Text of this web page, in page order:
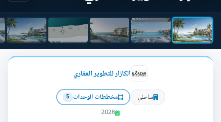
الكازار للتطوير العقاري
ساحلي مخططات الوحدات 5
2028